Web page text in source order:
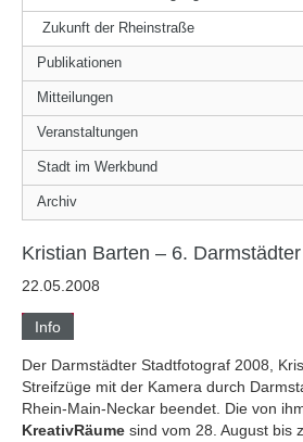
Zukunft der Rheinstraße
Publikationen
Mitteilungen
Veranstaltungen
Stadt im Werkbund
Archiv
Kristian Barten – 6.
22.05.2008
Info
Der Darmstädter Stadtfotograf 2008,
Streifzüge mit der Kamera durch
Rhein-Main-Neckar beendet. Die von
KreativRäume sind vom 28. August bis